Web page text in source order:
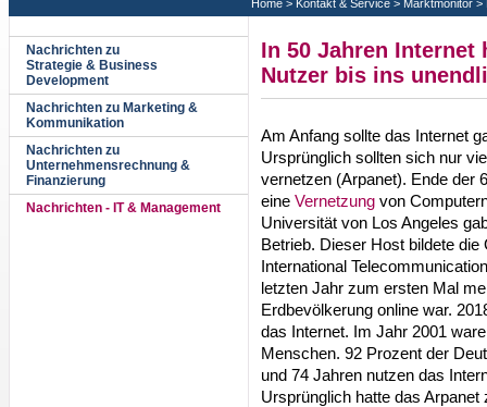
Home > Kontakt & Service > Marktmonitor >
Nachrichten zu
Strategie & Business
Development
Nachrichten zu Marketing &
Kommunikation
Nachrichten zu
Unternehmensrechnung &
Finanzierung
Nachrichten - IT & Management
In 50 Jahren Internet
Nutzer bis ins
Am Anfang sollte das Internet
Ursprünglich sollten sich nur
vernetzen (Arpanet). Ende der
eine Vernetzung von
Universität von Los Angeles
Betrieb. Dieser Host bildete
International
letzten Jahr zum ersten Mal
Erdbevölkerung online war.
das Internet. Im Jahr 2001
Menschen. 92 Prozent der
und 74 Jahren nutzen das
Ursprünglich hatte das